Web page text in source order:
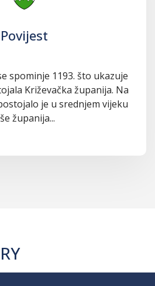
Povijest
spominje 1193. što ukazuje
Križevačka županija. Na
je u srednjem vijeku
županija...